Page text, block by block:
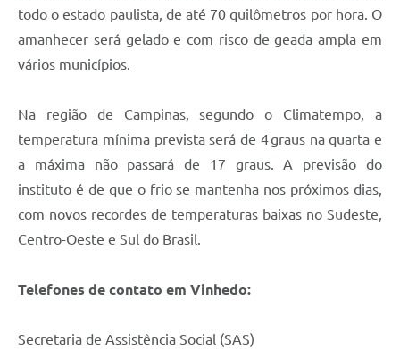
todo o estado paulista, de até 70 quilômetros por hora. O
amanhecer será gelado e com risco de geada ampla em
vários municípios.
Na região de Campinas, segundo o Climatempo, a
temperatura mínima prevista será de 4 graus na quarta e
a máxima não passará de 17 graus. A previsão do
instituto é de que o frio se mantenha nos próximos dias,
com novos recordes de temperaturas baixas no Sudeste,
Centro-Oeste e Sul do Brasil.
Telefones de contato em Vinhedo:
Secretaria de Assistência Social (SAS)